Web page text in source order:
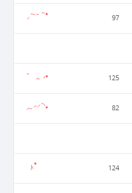
97
125
82
124